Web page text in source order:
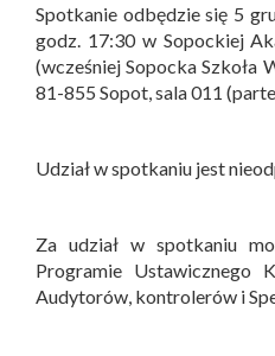
Spotkanie odbędzie się 5
godz. 17:30 w Sopockiej
(wcześniej Sopocka Szkoła
81-855 Sopot, sala 011
Udział w spotkaniu jest
Za udział w spotkaniu
Programie Ustawicznego
Audytorów, kontrolerów i